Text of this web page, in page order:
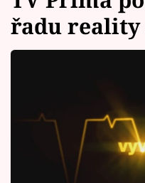
Témata
Seriály
Horoskopy
řadu reality